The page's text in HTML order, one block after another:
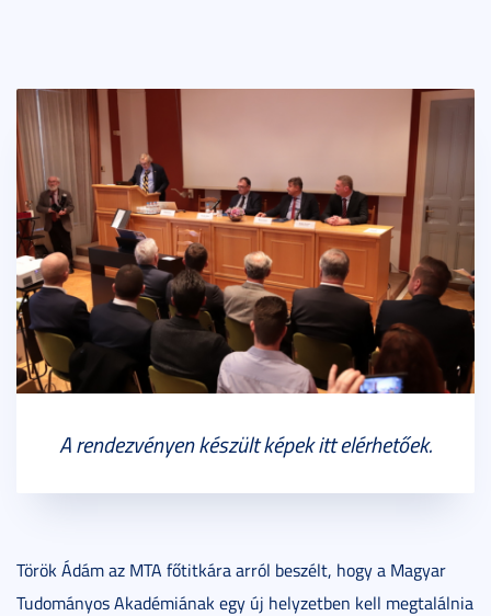
A rendezvényen készült képek itt elérhetőek.
Török Ádám az MTA főtitkára arról beszélt, hogy a Magyar
Tudományos Akadémiának egy új helyzetben kell megtalálnia